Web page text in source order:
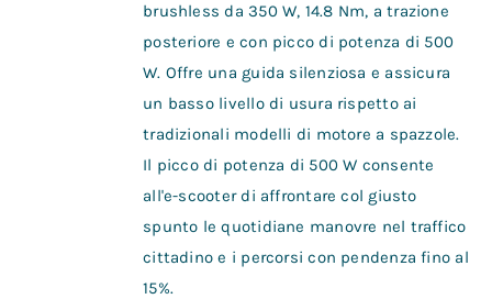
brushless da 350 W, 14.8 Nm, a trazione
posteriore e con picco di potenza di 500
W. Offre una guida silenziosa e assicura
un basso livello di usura rispetto ai
tradizionali modelli di motore a spazzole.
Il picco di potenza di 500 W consente
all'e-scooter di affrontare col giusto
spunto le quotidiane manovre nel traffico
cittadino e i percorsi con pendenza fino al
15%.